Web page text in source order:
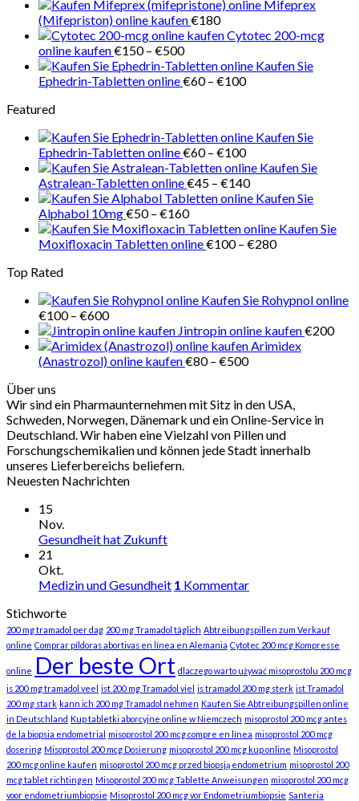
€150
€180
Mifeprex
(Mifepriston) online kaufen€180
Cytotec 200-mcg
online kaufen€150 – €500Preisspanne:
€150
bis
Kaufen Sie
Ephedrin-Tabletten online€60 – €100Preisspanne:
Featured
Kaufen Sie
Ephedrin-Tabletten online€60 – €100Preisspanne:
€60
bis
€100
Kaufen Sie
Astralean-Tabletten online€45 – €140Preisspanne:
€45
€140
Kaufen Sie
Alphabol 10mg€50 – €160Preisspanne:
€50
bis
Kaufen Sie
Moxifloxacin Tabletten online€100 – €280Preisspanne:
Top Rated
Kaufen Sie Rohypnol online
€100 – €600Preisspanne:
€100
bis
€600
Jintropin online kaufen€200
Arimidex
(Anastrozol) online kaufen€80 – €500Preisspanne:
€500
Über uns
Wir sind ein Pharmaunternehmen mit Sitz in den USA,
Schweden, Norwegen, Dänemark und ein Online-Service in
Deutschland. Wir haben eine Vielzahl von Pillen und
Forschungschemikalien und können jede Stadt innerhalb
unseres Lieferbereichs beliefern.
Neuesten Nachrichten
15
Nov.
Gesundheit hat Zukunft
21
Okt.
Medizin und Gesundheit 1 Kommentar
Stichworte
200 mg tramadol per dag 200 mg Tramadol täglich Abtreibungspillen zum Verkauf
online Comprar píldoras abortivas en línea en Alemania Cytotec 200 mcg Kompresse
online Der beste Ort dlaczego warto używać misoprostolu 200 mcg
is 200 mg tramadol veel ist 200 mg Tramadol viel is tramadol 200 mg sterk ist Tramadol
200 mg stark kann ich 200 mg Tramadol nehmen Kaufen Sie Abtreibungspillen online
in Deutschland Kup tabletki aborcyjne online w Niemczech misoprostol 200 mcg antes
de la biopsia endometrial misoprostol 200 mcg compre en línea misoprostol 200 mcg
dosering Misoprostol 200 mcg Dosierung misoprostol 200 mcg kup online Misoprostol
200 mcg online kaufen misoprostol 200 mcg przed biopsją endometrium misoprostol 200
mcg tablet richtingen Misoprostol 200 mcg Tablette Anweisungen misoprostol 200 mcg
voor endometriumbiopsie Misoprostol 200 mcg vor Endometriumbiopsie Santeria